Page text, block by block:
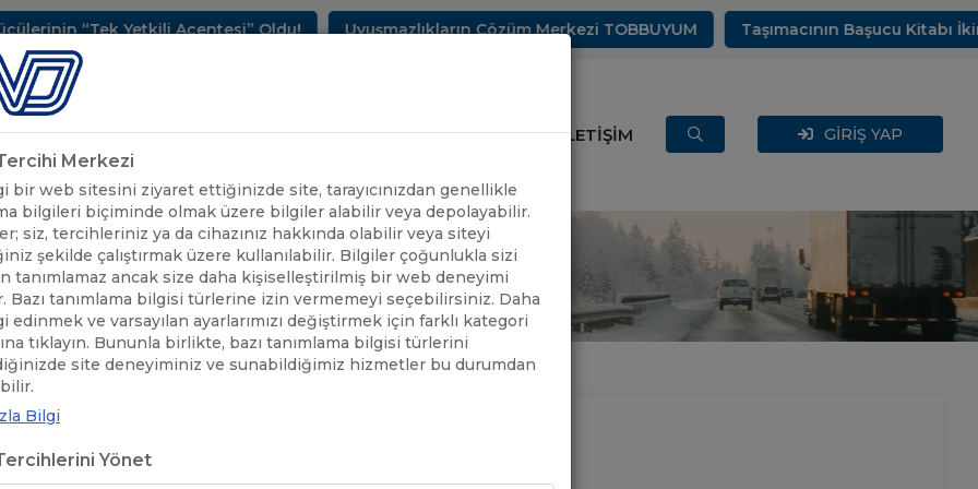
Yetkili Acentesi” Oldu! Uyuşmazlıkların Çözüm Merkezi TOBBUYUM Taşımacının Başucu Kitabı İkinci
SEKTÖREL BİLGİLER UND YAYINLARI HABERLER İLETİŞİM GİRİŞ YAP
ÜYELİK / GİZLİLİK POLİTİKASI
POLİTİKASI
Merkezi
bir web sitesini ziyaret ettiğinizde site, tarayıcınızdan genellikle
bilgileri biçiminde olmak üzere bilgiler alabilir veya depolayabilir.
siz, tercihleriniz ya da cihazınız hakkında olabilir veya siteyi
şekilde çalıştırmak üzere kullanılabilir. Bilgiler çoğunlukla sizi
tanımlamaz ancak size daha kişiselleştirilmiş bir web deneyimi
Bazı tanımlama bilgisi türlerine izin vermemeyi seçebilirsiniz. Daha
edinmek ve varsayılan ayarlarımızı değiştirmek için farklı kategori
tıklayın. Bununla birlikte, bazı tanımlama bilgisi türlerini
site deneyiminiz ve sunabildiğimiz hizmetler bu durumdan
Bilgi
Yönet